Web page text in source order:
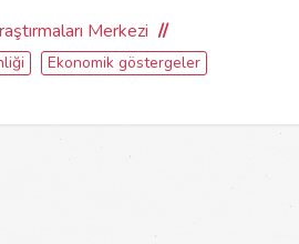
Merkezi
Ekonomik göstergeler